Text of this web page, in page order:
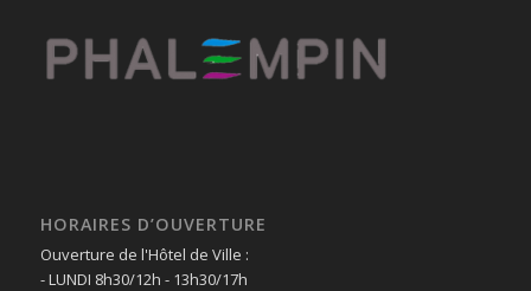
HORAIRES D’OUVERTURE
Ouverture de l'Hôtel de Ville :
- LUNDI 8h30/12h - 13h30/17h